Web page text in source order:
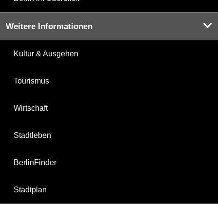
Weitere Informationen
Kultur & Ausgehen
Tourismus
Wirtschaft
Stadtleben
BerlinFinder
Stadtplan